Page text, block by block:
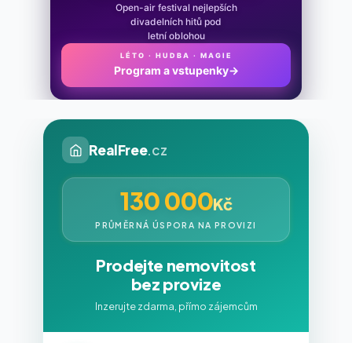
Open-air festival nejlepších
divadelních hitů pod
letní oblohou
LÉTO · HUDBA · MAGIE
Program a vstupenky →
RealFree.cz
130 000Kč
PRŮMĚRNÁ ÚSPORA NA PROVIZI
Prodejte nemovitost
bez provize
Inzerujte zdarma, přímo zájemcům